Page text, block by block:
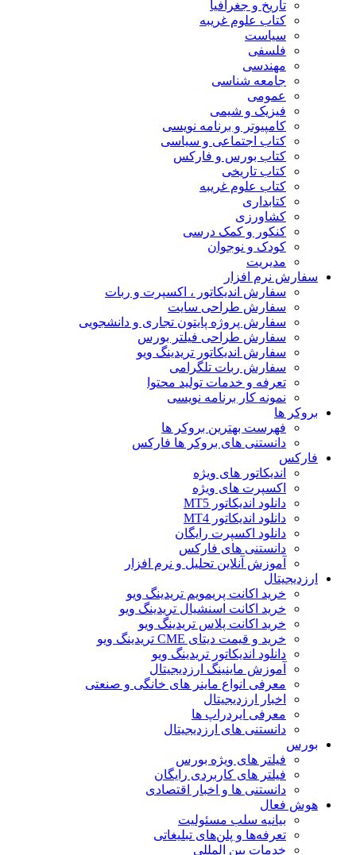
تاریخ و جغرافیا
کتاب علوم غریبه
سیاست
فلسفی
مهندسی
جامعه شناسی
عمومی
فیزیک و شیمی
کامپیوتر و برنامه نویسی
کتاب اجتماعی و سیاسی
کتاب بورس و فارکس
کتاب تاریخی
کتاب علوم غریبه
کتابداری
کشاورزی
کنکور و کمک‌ درسی
کودک و نوجوان
مدیریت
سفارش نرم افزار
سفارش اندیکاتور ، اکسپرت و ربات
سفارش طراحی سایت
سفارش پروژه پایتون تجاری و دانشجویی
سفارش طراحی فیلتر بورس
سفارش اندیکاتور تریدینگ ویو
سفارش ربات تلگرامی
تعرفه و خدمات تولید محتوا
نمونه کار برنامه نویسی
بروکر ها
فهرست بهترین بروکر ها
دانستنی های بروکر ها فارکس
فارکس
اندیکاتور های ویژه
اکسپرت های ویژه
دانلود اندیکاتور MT5
دانلود اندیکاتور MT4
دانلود اکسپرت رایگان
دانستنی های فارکس
آموزش آنلاین تحلیل و نرم افزار
ارزدیجیتال
خرید اکانت پریمویم تریدینگ ویو
خرید اکانت اسنشیال تریدینگ ویو
خرید اکانت پلاس تریدینگ ویو
خرید و قیمت دیتای CME تریدینگ ویو
دانلود اندیکاتور تریدینگ ویو
آموزش ماینینگ ارزدیجیتال
معرفی انواع ماینر های خانگی و صنعتی
اخبار ارزدیجیتال
معرفی ایردراپ ها
دانستنی های ارزدیجیتال
بورس
فیلتر های ویژه بورس
فیلتر های کاربردی رایگان
دانستنی ها و اخبار اقتصادی
هوش فعال
بیانیه سلب مسئولیت
تعرفه‌ها و پلن‌های تبلیغاتی
خدمات بین المللی